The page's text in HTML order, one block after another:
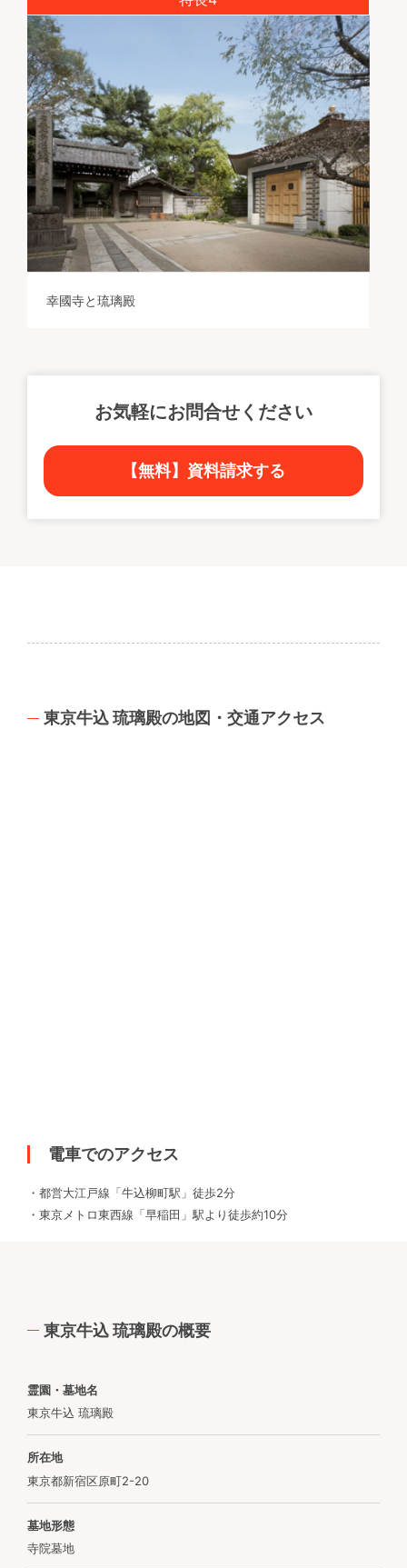
幸國寺と琉璃殿
お気軽にお問合せください
【無料】資料請求する
東京牛込 琉璃殿の地図・交通アクセス
電車でのアクセス
・都営大江戸線「牛込柳町駅」徒歩2分
・東京メトロ東西線「早稲田」駅より徒歩約10分
東京牛込 琉璃殿の概要
霊園・墓地名
東京牛込 琉璃殿
所在地
東京都新宿区原町2-20
墓地形態
寺院墓地